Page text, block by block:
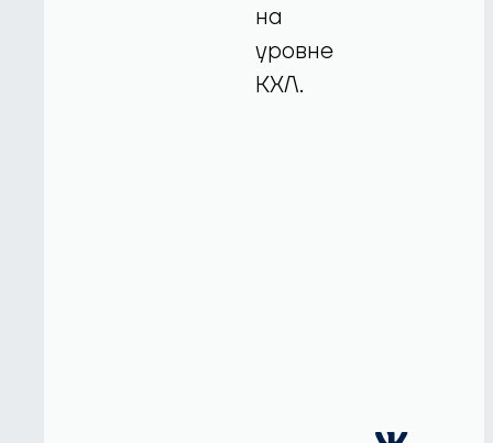
на
уровне
КХЛ.